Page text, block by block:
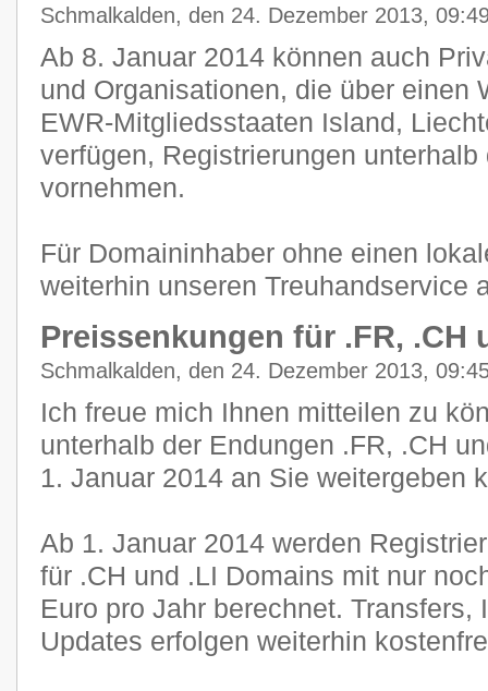
Schmalkalden, den 24. Dezember 2013,
Ab 8. Januar 2014 können auch
und Organisationen, die über einen
EWR-Mitgliedsstaaten Island,
verfügen, Registrierungen
vornehmen.
Für Domaininhaber ohne einen
weiterhin unseren Treuhandservice
Preissenkungen für .FR, .CH
Schmalkalden, den 24. Dezember 2013,
Ich freue mich Ihnen mitteilen zu
unterhalb der Endungen .FR, .CH
1. Januar 2014 an Sie weitergeben
Ab 1. Januar 2014 werden
für .CH und .LI Domains mit nur
Euro pro Jahr berechnet. Transfers,
Updates erfolgen weiterhin